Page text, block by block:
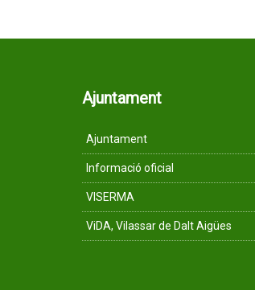
Ajuntament
Ajuntament
Informació oficial
VISERMA
ViDA, Vilassar de Dalt Aigües